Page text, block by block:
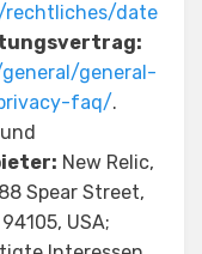
date
general-
faq/.
New Relic,
Spear Street,
USA;